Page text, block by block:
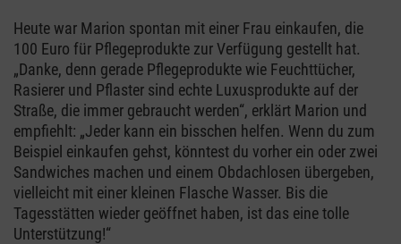
Heute war Marion spontan mit einer Frau einkaufen, die
100 Euro für Pflegeprodukte zur Verfügung gestellt hat.
„Danke, denn gerade Pflegeprodukte wie Feuchttücher,
Rasierer und Pflaster sind echte Luxusprodukte auf der
Straße, die immer gebraucht werden“, erklärt Marion und
empfiehlt: „Jeder kann ein bisschen helfen. Wenn du zum
Beispiel einkaufen gehst, könntest du vorher ein oder zwei
Sandwiches machen und einem Obdachlosen übergeben,
vielleicht mit einer kleinen Flasche Wasser. Bis die
Tagesstätten wieder geöffnet haben, ist das eine tolle
Unterstützung!“